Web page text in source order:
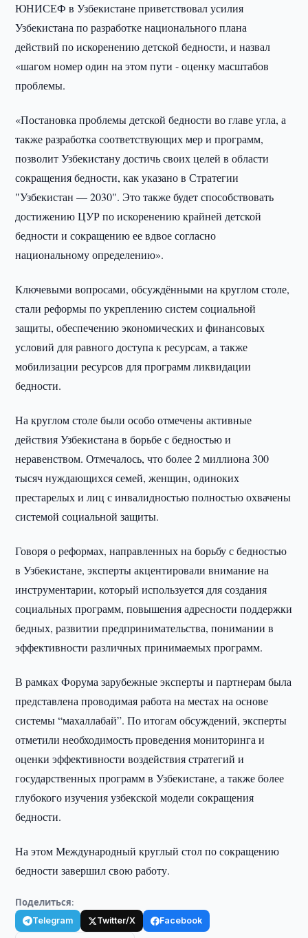
ЮНИСЕФ в Узбекистане приветствовал усилия
Узбекистана по разработке национального плана
действий по искоренению детской бедности, и назвал
«шагом номер один на этом пути - оценку масштабов
проблемы.
«Постановка проблемы детской бедности во главе угла, а
также разработка соответствующих мер и программ,
позволит Узбекистану достичь своих целей в области
сокращения бедности, как указано в Стратегии
"Узбекистан — 2030". Это также будет способствовать
достижению ЦУР по искоренению крайней детской
бедности и сокращению ее вдвое согласно
национальному определению».
Ключевыми вопросами, обсуждёнными на круглом столе,
стали реформы по укреплению систем социальной
защиты, обеспечению экономических и финансовых
условий для равного доступа к ресурсам, а также
мобилизации ресурсов для программ ликвидации
бедности.
На круглом столе были особо отмечены активные
действия Узбекистана в борьбе с бедностью и
неравенством. Отмечалось, что более 2 миллиона 300
тысяч нуждающихся семей, женщин, одиноких
престарелых и лиц с инвалидностью полностью охвачены
системой социальной защиты.
Говоря о реформах, направленных на борьбу с бедностью
в Узбекистане, эксперты акцентировали внимание на
инструментарии, который используется для создания
социальных программ, повышения адресности поддержки
бедных, развитии предпринимательства, понимании в
эффективности различных принимаемых программ.
В рамках Форума зарубежные эксперты и партнерам была
представлена проводимая работа на местах на основе
системы “махаллабай”. По итогам обсуждений, эксперты
отметили необходимость проведения мониторинга и
оценки эффективности воздействия стратегий и
государственных программ в Узбекистане, а также более
глубокого изучения узбекской модели сокращения
бедности.
На этом Международный круглый стол по сокращению
бедности завершил свою работу.
Поделиться:
Telegram Twitter/X Facebook